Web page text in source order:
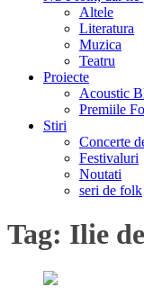
Altele
Literatura
Muzica
Teatru
Proiecte
Acoustic
Premiile
Stiri
Concerte
Festivaluri
Noutati
seri de folk
Tag: Ilie